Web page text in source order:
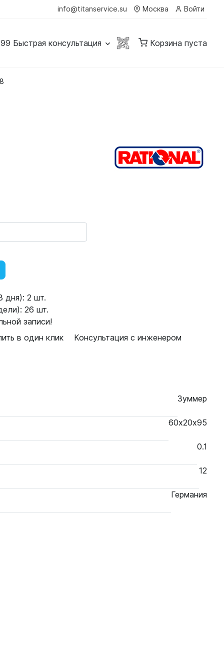
info@titanservice.su Москва Войти
Быстрая консультация Корзина пуста
дня): 2 шт.
26 шт.
записи!
в один клик
Консультация с инженером
Зуммер
60х20х95
0.1
12
Германия